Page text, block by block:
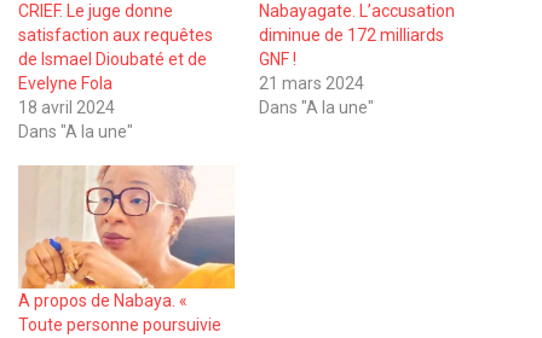
CRIEF. Le juge donne
satisfaction aux requêtes
de Ismael Dioubaté et de
Evelyne Fola
18 avril 2024
Dans "A la une"
Nabayagate. L’accusation
diminue de 172 milliards
GNF !
21 mars 2024
Dans "A la une"
A propos de Nabaya. «
Toute personne poursuivie